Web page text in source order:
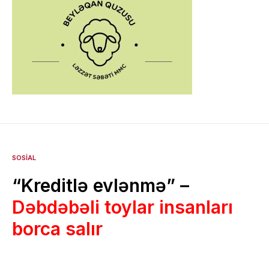
SOSIAL
“Kreditlə evlənmə” –
Dəbdəbəli toylar insanları
borca salır